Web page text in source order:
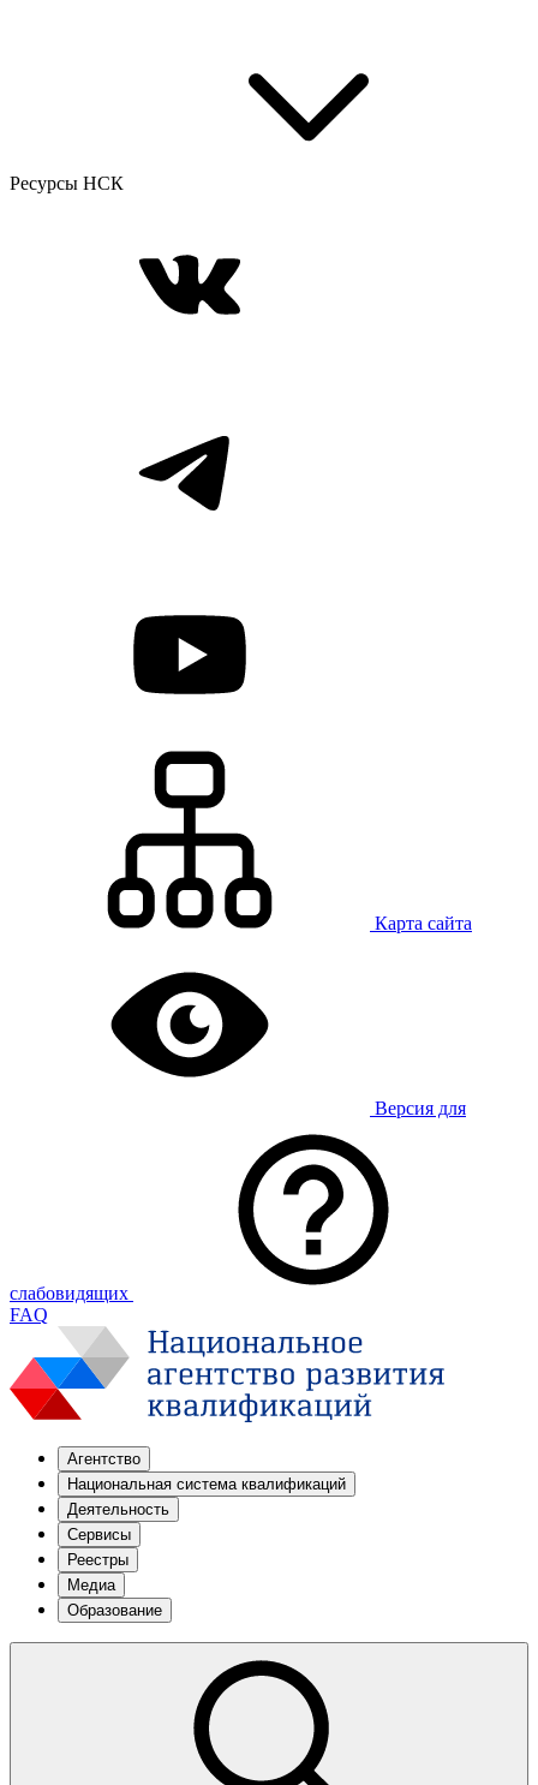
Ресурсы НСК
Карта сайта
Версия для
слабовидящих
FAQ
Агентство
Национальная система квалификаций
Деятельность
Сервисы
Реестры
Медиа
Образование